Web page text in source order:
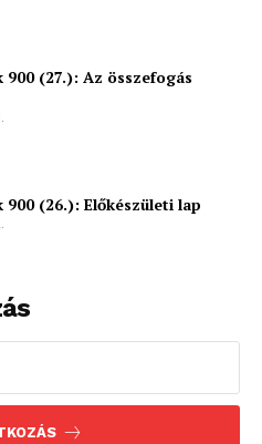
900 (27.): Az összefogás
900 (26.): Előkészületi lap